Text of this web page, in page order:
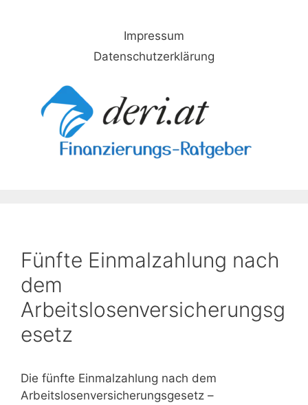
Impressum
Datenschutzerklärung
Fünfte Einmalzahlung nach
dem
Arbeitslosenversicherungsg
esetz
Die fünfte Einmalzahlung nach dem
Arbeitslosenversicherungsgesetz –